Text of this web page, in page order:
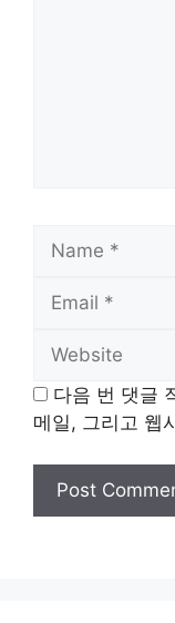
다음 번 댓글
메일, 그리고 웹